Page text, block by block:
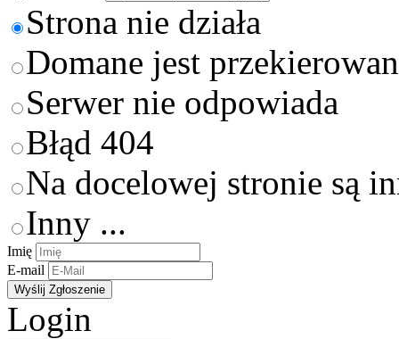
Strona nie działa
Domane jest
Serwer nie odpowiada
Błąd 404
Na docelowej stronie są
Inny ...
Imię
E-mail
Login